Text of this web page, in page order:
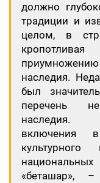
должно
традиции и
целом, в
наследия.
был
перечень
наследия.
включения
«беташар»,